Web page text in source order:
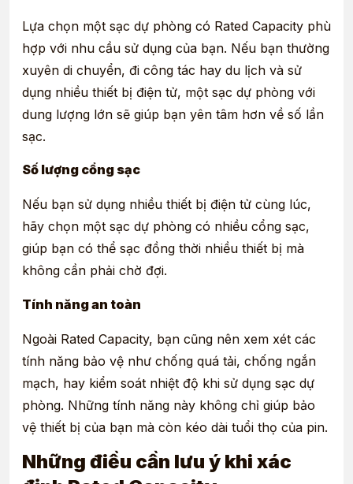
Lựa chọn một sạc dự phòng có Rated Capacity phù
hợp với nhu cầu sử dụng của bạn. Nếu bạn thường
xuyên di chuyển, đi công tác hay du lịch và sử
dụng nhiều thiết bị điện tử, một sạc dự phòng với
dung lượng lớn sẽ giúp bạn yên tâm hơn về số lần
sạc.
Số lượng cổng sạc
Nếu bạn sử dụng nhiều thiết bị điện tử cùng lúc,
hãy chọn một sạc dự phòng có nhiều cổng sạc,
giúp bạn có thể sạc đồng thời nhiều thiết bị mà
không cần phải chờ đợi.
Tính năng an toàn
Ngoài Rated Capacity, bạn cũng nên xem xét các
tính năng bảo vệ như chống quá tải, chống ngắn
mạch, hay kiểm soát nhiệt độ khi sử dụng sạc dự
phòng. Những tính năng này không chỉ giúp bảo
vệ thiết bị của bạn mà còn kéo dài tuổi thọ của pin.
Những điều cần lưu ý khi xác